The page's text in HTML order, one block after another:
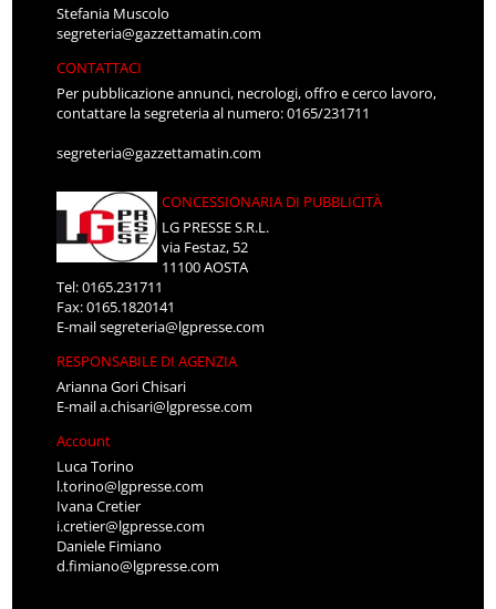
Stefania Muscolo
segreteria@gazzettamatin.com
CONTATTACI
Per pubblicazione annunci, necrologi, offro e cerco lavoro,
contattare la segreteria al numero: 0165/231711
segreteria@gazzettamatin.com
CONCESSIONARIA DI PUBBLICITÀ
LG PRESSE S.R.L.
via Festaz, 52
11100 AOSTA
Tel: 0165.231711
Fax: 0165.1820141
E-mailsegreteria@lgpresse.com
RESPONSABILE DI AGENZIA
Arianna Gori Chisari
E-maila.chisari@lgpresse.com
Account
Luca Torino
l.torino@lgpresse.com
Ivana Cretier
i.cretier@lgpresse.com
Daniele Fimiano
d.fimiano@lgpresse.com